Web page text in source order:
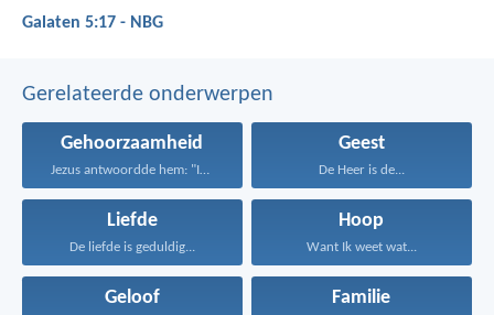
Galaten 5:17 - NBG
Gerelateerde onderwerpen
Gehoorzaamheid
Jezus antwoordde hem: "Iemand...
Geest
De Heer is de...
Liefde
De liefde is geduldig...
Hoop
Want Ik weet wat...
Geloof Familie